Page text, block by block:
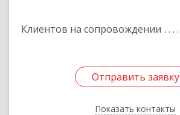
Клиентов на сопровождении
Отправить заявку
Показать контакты
Отправить заявку
Назад